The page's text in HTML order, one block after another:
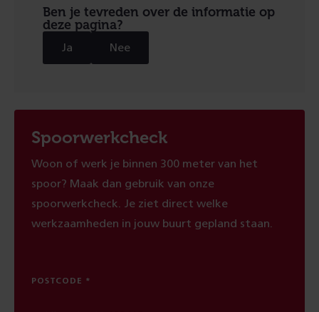
Ben je tevreden over de informatie op
deze pagina?
Ja Nee
Spoorwerkcheck
Woon of werk je binnen 300 meter van het
spoor? Maak dan gebruik van onze
spoorwerkcheck. Je ziet direct welke
werkzaamheden in jouw buurt gepland staan.
POSTCODE